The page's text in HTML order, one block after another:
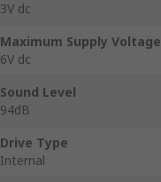
3V dc
Maximum Supply Voltage
6V dc
Sound Level
94dB
Drive Type
Internal